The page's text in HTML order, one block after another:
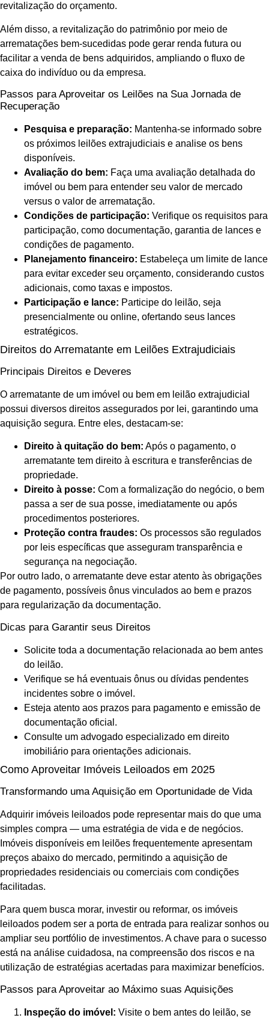
revitalização do orçamento.
Além disso, a revitalização do patrimônio por meio de
arrematações bem-sucedidas pode gerar renda futura ou
facilitar a venda de bens adquiridos, ampliando o fluxo de
caixa do indivíduo ou da empresa.
Passos para Aproveitar os Leilões na Sua Jornada de
Recuperação
Pesquisa e preparação: Mantenha-se informado sobre
os próximos leilões extrajudiciais e analise os bens
disponíveis.
Avaliação do bem: Faça uma avaliação detalhada do
imóvel ou bem para entender seu valor de mercado
versus o valor de arrematação.
Condições de participação: Verifique os requisitos para
participação, como documentação, garantia de lances e
condições de pagamento.
Planejamento financeiro: Estabeleça um limite de lance
para evitar exceder seu orçamento, considerando custos
adicionais, como taxas e impostos.
Participação e lance: Participe do leilão, seja
presencialmente ou online, ofertando seus lances
estratégicos.
Direitos do Arrematante em Leilões Extrajudiciais
Principais Direitos e Deveres
O arrematante de um imóvel ou bem em leilão extrajudicial
possui diversos direitos assegurados por lei, garantindo uma
aquisição segura. Entre eles, destacam-se:
Direito à quitação do bem: Após o pagamento, o
arrematante tem direito à escritura e transferências de
propriedade.
Direito à posse: Com a formalização do negócio, o bem
passa a ser de sua posse, imediatamente ou após
procedimentos posteriores.
Proteção contra fraudes: Os processos são regulados
por leis específicas que asseguram transparência e
segurança na negociação.
Por outro lado, o arrematante deve estar atento às obrigações
de pagamento, possíveis ônus vinculados ao bem e prazos
para regularização da documentação.
Dicas para Garantir seus Direitos
Solicite toda a documentação relacionada ao bem antes
do leilão.
Verifique se há eventuais ônus ou dívidas pendentes
incidentes sobre o imóvel.
Esteja atento aos prazos para pagamento e emissão de
documentação oficial.
Consulte um advogado especializado em direito
imobiliário para orientações adicionais.
Como Aproveitar Imóveis Leiloados em 2025
Transformando uma Aquisição em Oportunidade de Vida
Adquirir imóveis leiloados pode representar mais do que uma
simples compra — uma estratégia de vida e de negócios.
Imóveis disponíveis em leilões frequentemente apresentam
preços abaixo do mercado, permitindo a aquisição de
propriedades residenciais ou comerciais com condições
facilitadas.
Para quem busca morar, investir ou reformar, os imóveis
leiloados podem ser a porta de entrada para realizar sonhos ou
ampliar seu portfólio de investimentos. A chave para o sucesso
está na análise cuidadosa, na compreensão dos riscos e na
utilização de estratégias acertadas para maximizar benefícios.
Passos para Aproveitar ao Máximo suas Aquisições
Inspeção do imóvel: Visite o bem antes do leilão, se